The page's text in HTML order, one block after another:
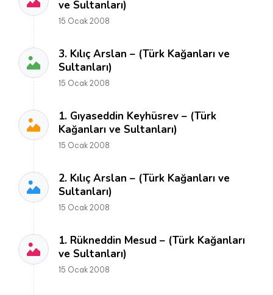
ve Sultanları)
15 Ocak 2008
3. Kılıç Arslan – (Türk Kağanları ve
Sultanları)
15 Ocak 2008
1. Gıyaseddin Keyhüsrev – (Türk
Kağanları ve Sultanları)
15 Ocak 2008
2. Kılıç Arslan – (Türk Kağanları ve
Sultanları)
15 Ocak 2008
1. Rükneddin Mesud – (Türk Kağanları
ve Sultanları)
15 Ocak 2008